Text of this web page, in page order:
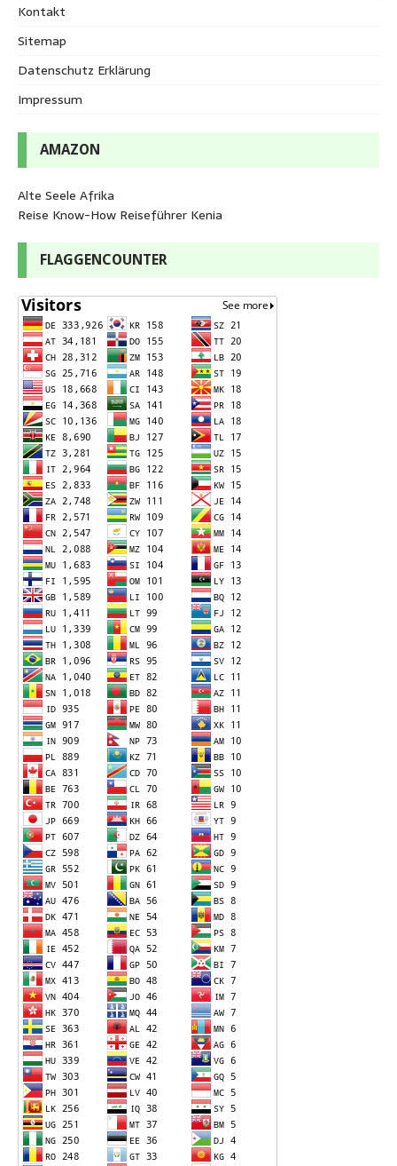
Kontakt
Sitemap
Datenschutz Erklärung
Impressum
AMAZON
Alte Seele Afrika
Reise Know-How Reiseführer Kenia
FLAGGENCOUNTER